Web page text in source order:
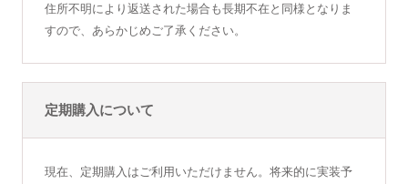
住所不明により返送された場合も長期不在と同様となりま
すので、あらかじめご了承ください。
定期購入について
現在、定期購入はご利用いただけません。将来的に実装予